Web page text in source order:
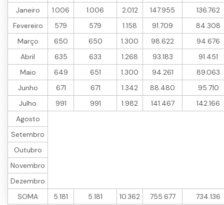
Janeiro 1.006 1.006 2.012 147.955
136.762
Fevereiro
579 579 1.158 91.709
84.308
Março
650 650 1.300 98.622
94.676
Abril
635 633 1.268 93.183
91.451
Maio
649 651 1.300 94.261
89.063
Junho
671 671 1.342 88.480
95.710
Julho
991 991 1.982 141.467
142.166
Agosto
Setembro
Outubro
Novembro
Dezembro
SOMA
5.181 5.181 10.362 755.677 734.136